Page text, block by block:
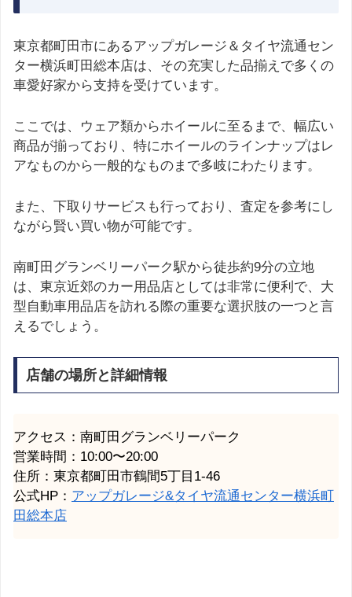
東京都町田市にあるアップガレージ＆タイヤ流通セン
ター横浜町田総本店は、その充実した品揃えで多くの
車愛好家から支持を受けています。
ここでは、ウェア類からホイールに至るまで、幅広い
商品が揃っており、特にホイールのラインナップはレ
アなものから一般的なものまで多岐にわたります。
また、下取りサービスも行っており、査定を参考にし
ながら賢い買い物が可能です。
南町田グランベリーパーク駅から徒歩約9分の立地
は、東京近郊のカー用品店としては非常に便利で、大
型自動車用品店を訪れる際の重要な選択肢の一つと言
えるでしょう。
店舗の場所と詳細情報
アクセス：南町田グランベリーパーク
営業時間：10:00〜20:00
住所：東京都町田市鶴間5丁目1-46
公式HP： アップガレージ&タイヤ流通センター横浜町
田総本店